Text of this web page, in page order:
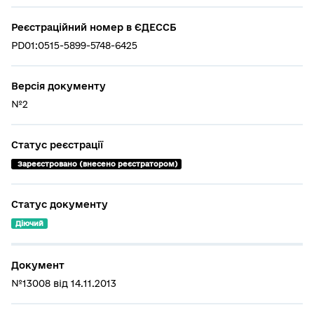
Реєстраційний номер в ЄДЕССБ
PD01:0515-5899-5748-6425
Версія документу
№2
Статус реєстрації
Зареєстровано (внесено реєстратором)
Статус документу
Діючий
Документ
№13008 від 14.11.2013